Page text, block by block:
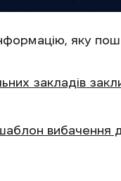
яку
закладів
вибачення